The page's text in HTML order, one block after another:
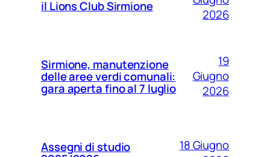
il Lions Club Sirmione
2026
Sirmione, manutenzione
delle aree verdi comunali:
gara aperta fino al 7 luglio
19
Giugno
2026
Assegni di studio
18 Giugno